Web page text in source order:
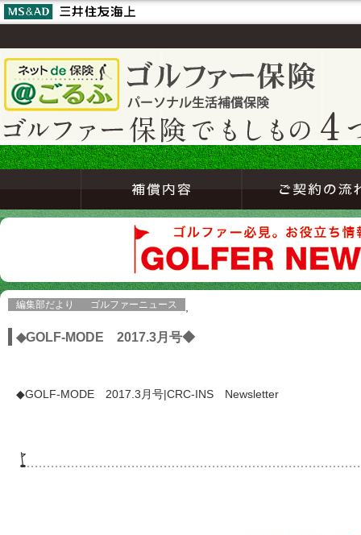
編集部だより ゴルファーニュース
◆GOLF-MODE 2017.3月号◆
◆GOLF-MODE 2017.3月号|CRC-INS Newsletter